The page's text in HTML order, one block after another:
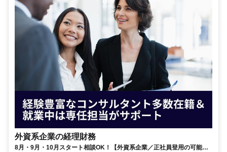
外資系企業の経理財務
8月・9月・10月スタート相談OK！【外資系企業／正社員登用の可能性